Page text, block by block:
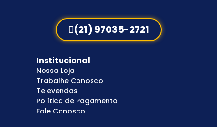
(21) 97035-2721
Institucional
Nossa Loja
Trabalhe Conosco
Televendas
Política de Pagamento
Fale Conosco